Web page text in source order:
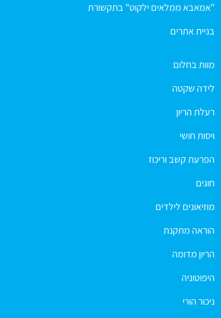
"אמאבא ממלאים ילקוט" בתקשורת
בניית אתרים
מוות בחלום
לידה שקטה
רעלת הריון
ויסות חושי
הפרעת קשב וריכוז
חוגים
מוזיאונים לילדים
הוראה מתקנת
הריון מדומה
היפוטוניה
ניכור הורי